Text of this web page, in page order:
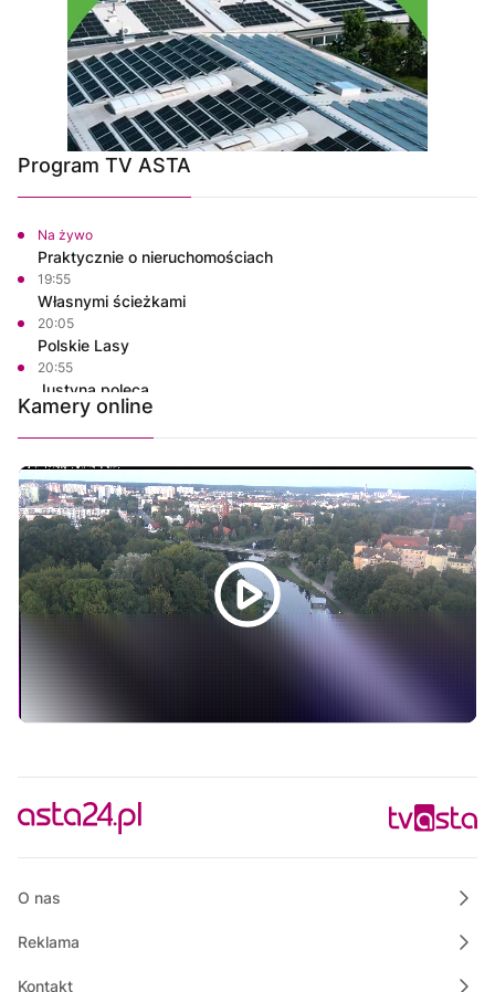
Program TV ASTA
Na żywo
Praktycznie o nieruchomościach
19:55
Własnymi ścieżkami
20:05
Polskie Lasy
20:55
Justyna poleca
21:10
Rowerem nad morze
Magazyn Motowizja
21:40
Powiat Wałecki Blisko Natury
22:00
Ze starych taśm
23:00
Informacje
Na szczęście piątek
Kamery online
O nas
Reklama
Kontakt